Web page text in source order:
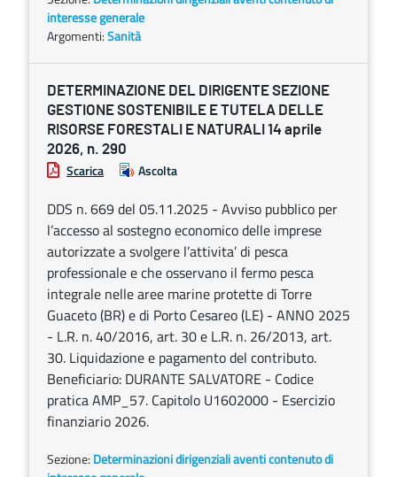
interesse generale
Argomenti:Sanità
DETERMINAZIONE DEL DIRIGENTE SEZIONE
GESTIONE SOSTENIBILE E TUTELA DELLE
RISORSE FORESTALI E NATURALI 14 aprile
2026, n. 290
Scarica Ascolta
DDS n. 669 del 05.11.2025 - Avviso pubblico per
l’accesso al sostegno economico delle imprese
autorizzate a svolgere l’attivita’ di pesca
professionale e che osservano il fermo pesca
integrale nelle aree marine protette di Torre
Guaceto (BR) e di Porto Cesareo (LE) - ANNO 2025
- L.R. n. 40/2016, art. 30 e L.R. n. 26/2013, art.
30. Liquidazione e pagamento del contributo.
Beneficiario: DURANTE SALVATORE - Codice
pratica AMP_57. Capitolo U1602000 - Esercizio
finanziario 2026.
Sezione: Determinazioni dirigenziali aventi contenuto di